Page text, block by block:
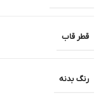
قطر قاب
رنگ بدنه